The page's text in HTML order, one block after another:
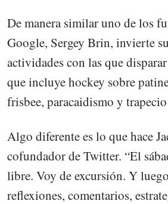
De manera similar uno de los
Google, Sergey Brin, invierte
actividades con las que
que incluye hockey sobre
frisbee, paracaidismo y
Algo diferente es lo que hace
cofundador de Twitter. “El
libre. Voy de excursión. Y
reflexiones, comentarios,